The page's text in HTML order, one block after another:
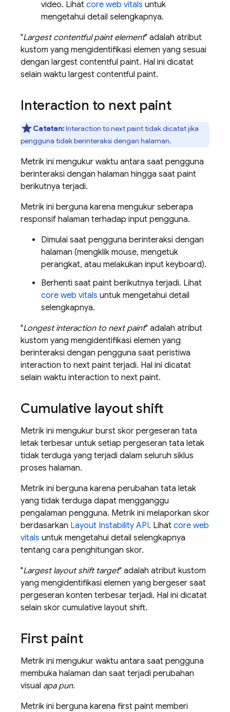
video. Lihat core web vitals untuk
mengetahui detail selengkapnya.
"Largest contentful paint element" adalah atribut
kustom yang mengidentifikasi elemen yang sesuai
dengan largest contentful paint. Hal ini dicatat
selain waktu largest contentful paint.
Interaction to next paint
Catatan:Interaction to next paint tidak dicatat jika
pengguna tidak berinteraksi dengan halaman.
Metrik ini mengukur waktu antara saat pengguna
berinteraksi dengan halaman hingga saat paint
berikutnya terjadi.
Metrik ini berguna karena mengukur seberapa
responsif halaman terhadap input pengguna.
Dimulai saat pengguna berinteraksi dengan
halaman (mengklik mouse, mengetuk
perangkat, atau melakukan input keyboard).
Berhenti saat paint berikutnya terjadi. Lihat
core web vitals untuk mengetahui detail
selengkapnya.
"Longest interaction to next paint" adalah atribut
kustom yang mengidentifikasi elemen yang
berinteraksi dengan pengguna saat peristiwa
interaction to next paint terjadi. Hal ini dicatat
selain waktu interaction to next paint.
Cumulative layout shift
Metrik ini mengukur burst skor pergeseran tata
letak terbesar untuk setiap pergeseran tata letak
tidak terduga yang terjadi dalam seluruh siklus
proses halaman.
Metrik ini berguna karena perubahan tata letak
yang tidak terduga dapat mengganggu
pengalaman pengguna. Metrik ini melaporkan skor
berdasarkan Layout Instability API. Lihat core web
vitals untuk mengetahui detail selengkapnya
tentang cara penghitungan skor.
"Largest layout shift target" adalah atribut kustom
yang mengidentifikasi elemen yang bergeser saat
pergeseran konten terbesar terjadi. Hal ini dicatat
selain skor cumulative layout shift.
First paint
Metrik ini mengukur waktu antara saat pengguna
membuka halaman dan saat terjadi perubahan
visual apa pun.
Metrik ini berguna karena first paint memberi